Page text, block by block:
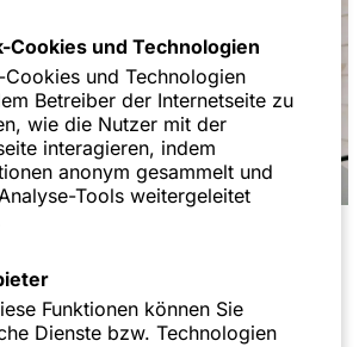
Cookies und Technologien
Cookies und Technologien
Betreiber der Internetseite zu
wie die Nutzer mit der
interagieren, indem
anonym gesammelt und
Tools weitergeleitet
Funktionen können Sie
Dienste bzw. Technologien
und Beschlussmängelrecht
ZPG 2023, S. 441 ff.
mit Alexander Rickelt)
Gestaltungsbedarf
neuen
ZIP 2023, S. 2441 ff.
aufgrund des MoPeG“ ZIP
ff.